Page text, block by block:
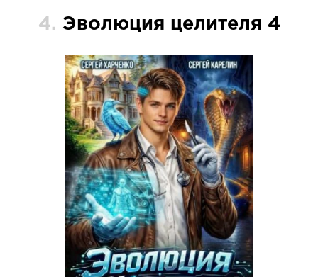
4. Эволюция целителя 4